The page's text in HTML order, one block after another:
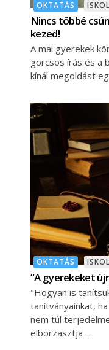
OKTATÁS
Nincs többé
kezed!
A mai gyerekek
görcsös írás és a
kínál megoldást
OKTATÁS
“A gyerekeket
"Hogyan is
tanítványainkat,
nem túl
elborzasztja